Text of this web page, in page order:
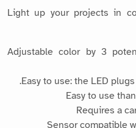
Light up your projects in
Adjustable color by 3
Easy to use: the LED
Easy to use
Requires a
Sensor compatible